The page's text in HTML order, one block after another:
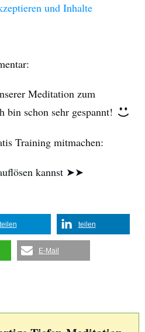
und Inhalte
Meditation zum
bin schon sehr gespannt!
Training mitmachen:
kannst ➤➤
teilen teilen
E-Mail